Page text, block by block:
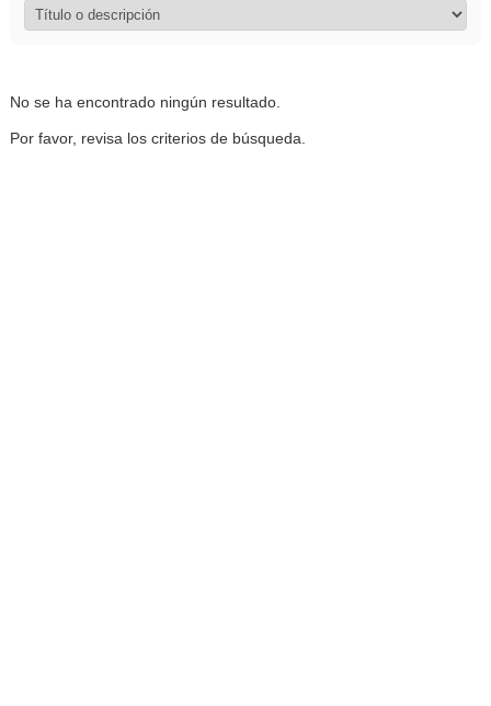
No se ha encontrado ningún resultado.
Por favor, revisa los criterios de búsqueda.